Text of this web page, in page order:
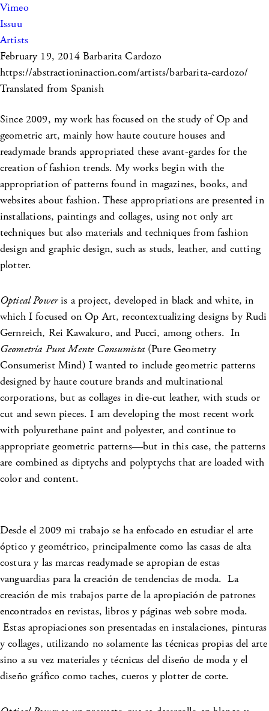
Vimeo
Issuu
Artists
February 19, 2014 Barbarita Cardozo
https://abstractioninaction.com/artists/barbarita-cardozo/
Translated from Spanish
Since 2009, my work has focused on the study of Op and
geometric art, mainly how haute couture houses and
readymade brands appropriated these avant-gardes for the
creation of fashion trends. My works begin with the
appropriation of patterns found in magazines, books, and
websites about fashion. These appropriations are presented in
installations, paintings and collages, using not only art
techniques but also materials and techniques from fashion
design and graphic design, such as studs, leather, and cutting
plotter.
Optical Poweris a project, developed in black and white, in
which I focused on Op Art, recontextualizing designs by Rudi
Gernreich, Rei Kawakuro, and Pucci, among others. In
Geometría Pura Mente Consumista (Pure Geometry
Consumerist Mind) I wanted to include geometric patterns
designed by haute couture brands and multinational
corporations, but as collages in die-cut leather, with studs or
cut and sewn pieces. I am developing the most recent work
with polyurethane paint and polyester, and continue to
appropriate geometric patterns—but in this case, the patterns
are combined as diptychs and polyptychs that are loaded with
color and content.
Desde el 2009 mi trabajo se ha enfocado en estudiar el arte
óptico y geométrico, principalmente como las casas de alta
costura y las marcas readymade se apropian de estas
vanguardias para la creación de tendencias de moda. La
creación de mis trabajos parte de la apropiación de patrones
encontrados en revistas, libros y páginas web sobre moda.
Estas apropiaciones son presentadas en instalaciones, pinturas
y collages, utilizando no solamente las técnicas propias del arte
sino a su vez materiales y técnicas del diseño de moda y el
diseño gráfico como taches, cueros y plotter de corte.